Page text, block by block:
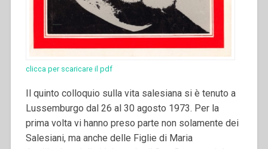
clicca per scaricare il pdf
Il quinto colloquio sulla vita salesiana si è tenuto a
Lussemburgo dal 26 al 30 agosto 1973. Per la
prima volta vi hanno preso parte non solamente dei
Salesiani, ma anche delle Figlie di Maria